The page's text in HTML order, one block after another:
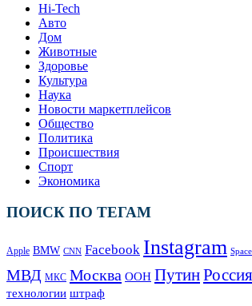
Hi-Tech
Авто
Дом
Животные
Здоровье
Культура
Наука
Новости маркетплейсов
Общество
Политика
Происшествия
Спорт
Экономика
ПОИСК ПО ТЕГАМ
Apple BMW CNN Facebook Instagram
МВД МКС Москва ООН ПутинРоссия
технологии штраф